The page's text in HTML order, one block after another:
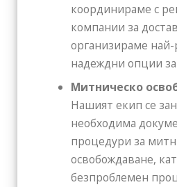
координираме с
компании за
организираме
надеждни опции за
Митническо
Нашият екип се
необходима
процедури за
освобождаване,
безпроблемен